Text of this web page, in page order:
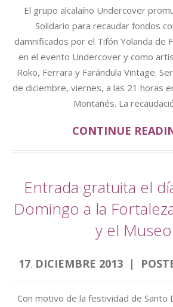
El grupo alcalaíno Undercover
Solidario para recaudar fondos
damnificados por el Tifón Yolanda de
en el evento Undercover y como
Roko, Ferrara y Farándula Vintage.
de diciembre, viernes, a las 21 horas
Montañés. La
CONTINUE
Entrada gratuita el
Domingo a la
y el Museo
17. DICIEMBRE 2013
Con motivo de la festividad de Santo